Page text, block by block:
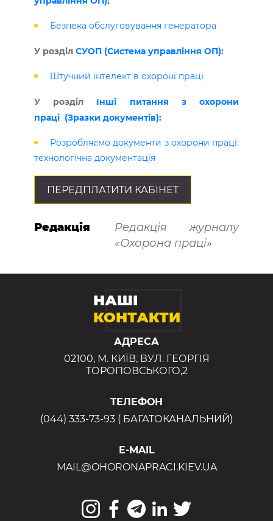
Безпека обслуговування генератора
У розділ СУОП (Система управління ОП):
Штучний інтелект в охороні праці
У розділІнші питання з охорони
праці (Зразки документів):
Розробляємо документи з охорони праці:
технологічна документація
ПЕРЕДПЛАТИТИ КАБІНЕТ
Редакція
Редакція журналу
«Охорона праці»
НАШІ
КОНТАКТИ
АДРЕСА
02100, М. КИЇВ, ВУЛ. ГЕОРГІЯ
ТОРОПОВСЬКОГО,2
ТЕЛЕФОН
(044) 333-73-93 ( БАГАТОКАНАЛЬНИЙ)
E-MAIL
MAIL@OHORONAPRACI.KIEV.UA